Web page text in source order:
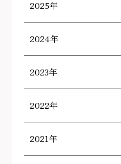
2025年
2024年
2023年
2022年
2021年